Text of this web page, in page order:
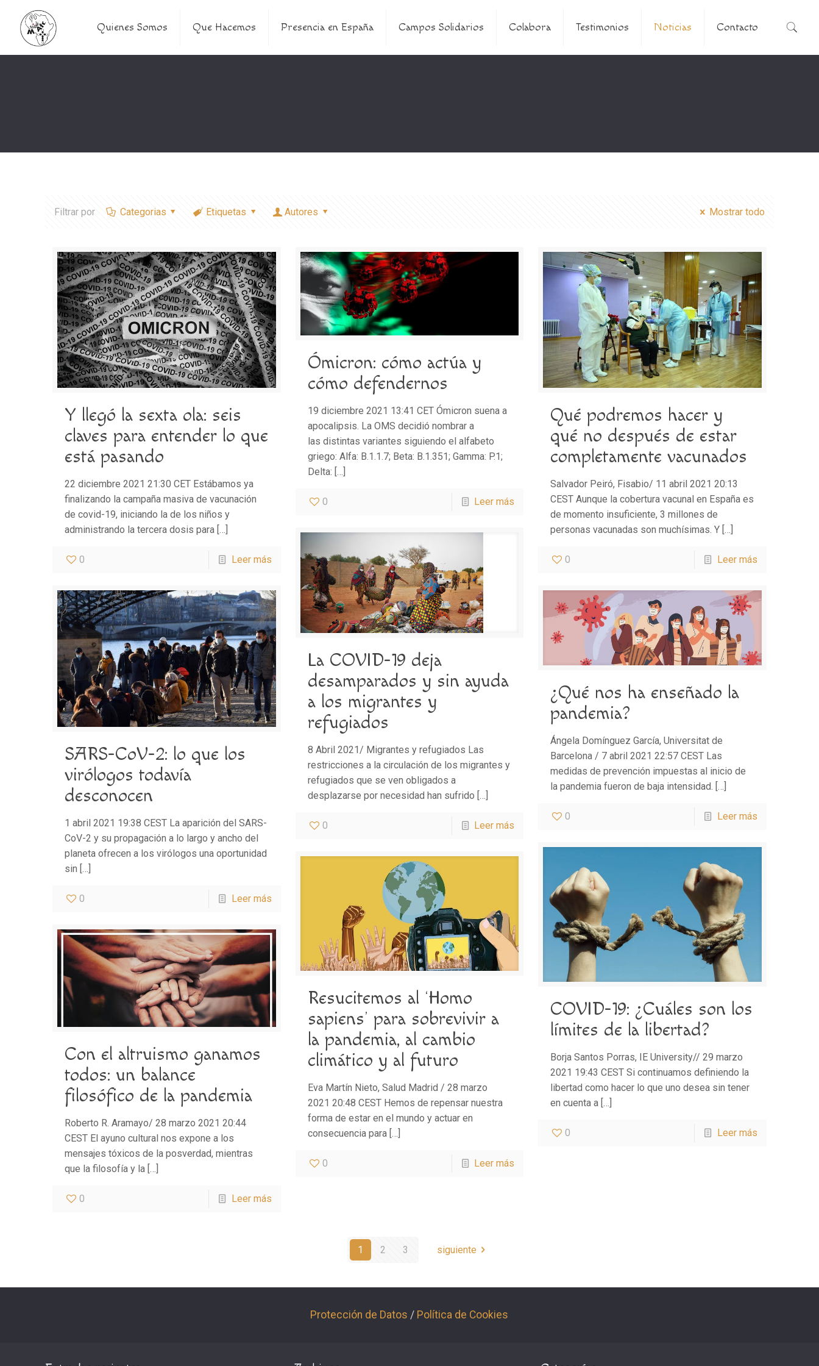
Quienes Somos Que Hacemos Presencia en España Campos Solidarios Colabora Testimonios Noticias Contacto
Filtrar por Categorias Etiquetas Autores Mostrar todo
Y llegó la sexta ola: seis
claves para entender lo que
está pasando
22 diciembre 2021 21:30 CET Estábamos ya
finalizando la campaña masiva de vacunación
de covid-19, iniciando la de los niños y
administrando la tercera dosis para […]
0 Leer más
Ómicron: cómo actúa y
cómo defendernos
19 diciembre 2021 13:41 CET Ómicron suena a
apocalipsis. La OMS decidió nombrar a
las distintas variantes siguiendo el alfabeto
griego: Alfa: B.1.1.7; Beta: B.1.351; Gamma: P.1;
Delta: […]
0 Leer más
Qué podremos hacer y
qué no después de estar
completamente vacunados
Salvador Peiró, Fisabio/ 11 abril 2021 20:13
CEST Aunque la cobertura vacunal en España es
de momento insuficiente, 3 millones de
personas vacunadas son muchísimas. Y […]
0 Leer más
La COVID-19 deja
desamparados y sin ayuda
a los migrantes y
refugiados
8 Abril 2021/ Migrantes y refugiados Las
restricciones a la circulación de los migrantes y
refugiados que se ven obligados a
desplazarse por necesidad han sufrido […]
0 Leer más
¿Qué nos ha enseñado la
pandemia?
Ángela Domínguez García, Universitat de
Barcelona / 7 abril 2021 22:57 CEST Las
medidas de prevención impuestas al inicio de
la pandemia fueron de baja intensidad. […]
0 Leer más
SARS-CoV-2: lo que los
virólogos todavía
desconocen
1 abril 2021 19:38 CEST La aparición del SARS-
CoV-2 y su propagación a lo largo y ancho del
planeta ofrecen a los virólogos una oportunidad
sin […]
0 Leer más
COVID-19: ¿Cuáles son los
límites de la libertad?
Borja Santos Porras, IE University// 29 marzo
2021 19:43 CEST Si continuamos definiendo la
libertad como hacer lo que uno desea sin tener
en cuenta a […]
0 Leer más
Resucitemos al ‘Homo
sapiens’ para sobrevivir a
la pandemia, al cambio
climático y al futuro
Eva Martín Nieto, Salud Madrid / 28 marzo
2021 20:48 CEST Hemos de repensar nuestra
forma de estar en el mundo y actuar en
consecuencia para[…]
0 Leer más
Con el altruismo ganamos
todos: un balance
filosófico de la pandemia
Roberto R. Aramayo/ 28 marzo 2021 20:44
CEST El ayuno cultural nos expone a los
mensajes tóxicos de la posverdad, mientras
que la filosofía y la […]
0 Leer más
1 2 3 siguiente
Protección de Datos / Política de Cookies